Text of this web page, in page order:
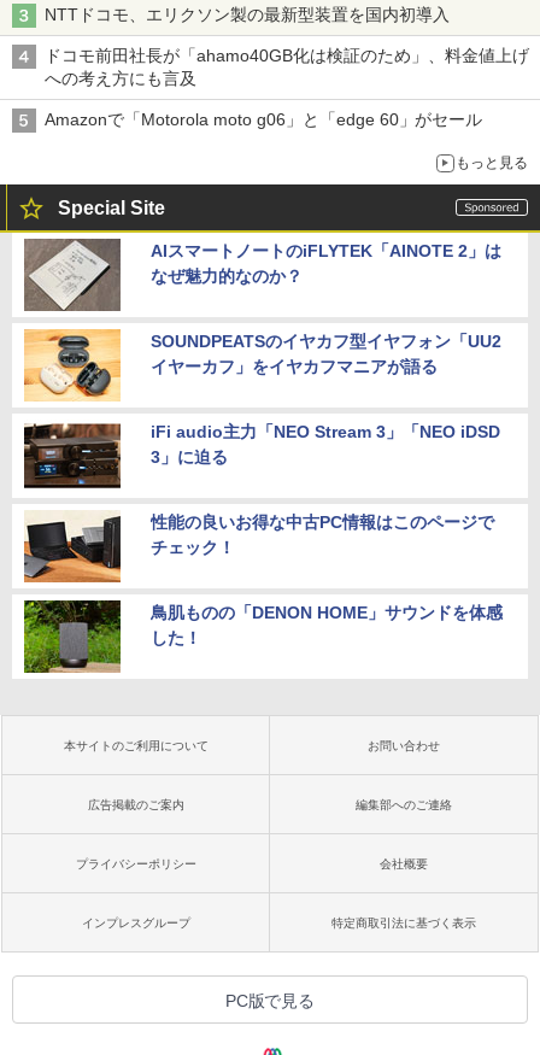
NTTドコモ、エリクソン製の最新型装置を国内初導入
ドコモ前田社長が「ahamo40GB化は検証のため」、料金値上げ
への考え方にも言及
Amazonで「Motorola moto g06」と「edge 60」がセール
もっと見る
Special Site
AIスマートノートのiFLYTEK「AINOTE 2」は
なぜ魅力的なのか？
SOUNDPEATSのイヤカフ型イヤフォン「UU2
イヤーカフ」をイヤカフマニアが語る
iFi audio主力「NEO Stream 3」「NEO iDSD
3」に迫る
性能の良いお得な中古PC情報はこのページで
チェック！
鳥肌ものの「DENON HOME」サウンドを体感
した！
本サイトのご利用について お問い合わせ
広告掲載のご案内 編集部へのご連絡
プライバシーポリシー 会社概要
インプレスグループ 特定商取引法に基づく表示
PC版で見る